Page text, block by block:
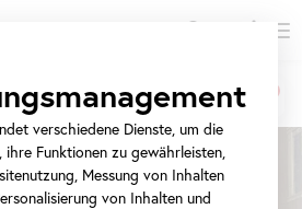
Dürerzeit
verschiedene Dienste, um die
ihre Funktionen zu gewährleisten,
Messung von Inhalten
von Inhalten und